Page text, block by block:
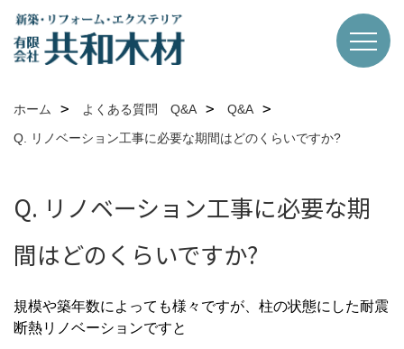
ホーム よくある質問 Q&A
Q&A
Q. リノベーション工事に必要な期間はどのくらいですか?
Q. リノベーション工事に必要な期
間はどのくらいですか?
規模や築年数によっても様々ですが、柱の状態にした耐震
断熱リノベーションですと